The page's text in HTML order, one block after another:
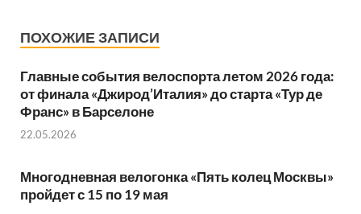
ПОХОЖИЕ ЗАПИСИ
Главные события велоспорта летом 2026 года:
от финала «Джирод’Италия» до старта «Тур де
Франс» в Барселоне
22.05.2026
Многодневная велогонка «Пять колец Москвы»
пройдет с 15 по 19 мая